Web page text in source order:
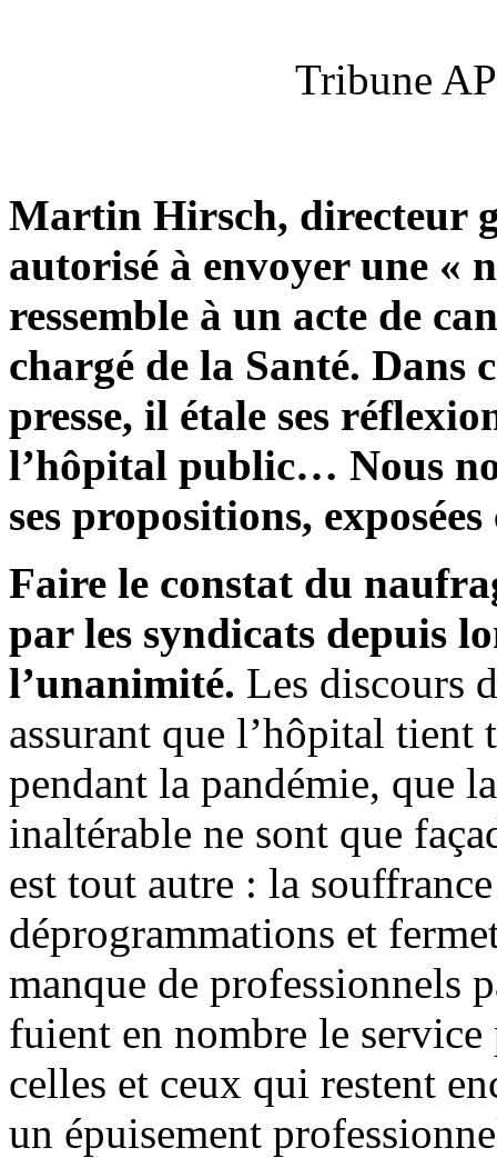
Tribune
Martin Hirsch, directeur
autorisé à envoyer une «
ressemble à un acte de
chargé de la Santé. Dans
presse, il étale ses
l’hôpital public… Nous
ses propositions,
Faire le constat du
par les syndicats depuis
l’unanimité. Les discours
assurant que l’hôpital
pendant la pandémie, que
inaltérable ne sont que
est tout autre : la
déprogrammations et
manque de professionnels
fuient en nombre le
celles et ceux qui restent
un épuisement